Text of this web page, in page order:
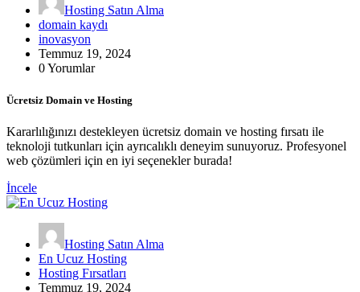
Hosting Satın Alma
domain kaydı
inovasyon
Temmuz 19, 2024
0 Yorumlar
Ücretsiz Domain ve Hosting
Kararlılığınızı destekleyen ücretsiz domain ve hosting fırsatı ile
teknoloji tutkunları için ayrıcalıklı deneyim sunuyoruz. Profesyonel
web çözümleri için en iyi seçenekler burada!
İncele
Hosting Satın Alma
En Ucuz Hosting
Hosting Fırsatları
Temmuz 19, 2024